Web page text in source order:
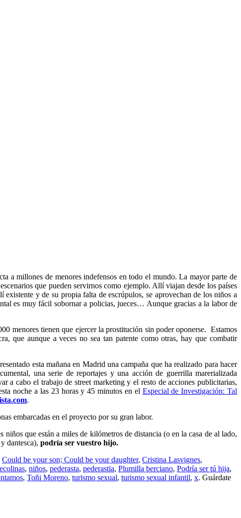
a millones de menores indefensos en todo el mundo. La mayor parte de
que pueden servirnos como ejemplo. Allí viajan desde los países
y de su propia falta de escrúpulos, se aprovechan de los niños a
es muy fácil sobornar a policias, jueces… Aunque gracias a la labor de
menores tienen que ejercer la prostitución sin poder oponerse. Estamos
que aunque a veces no sea tan patente como otras, hay que combatir
esta mañana en Madrid una campaña que ha realizado para hacer
una serie de reportajes y una acción de guerrilla marerializada
a cabo el trabajo de street marketing y el resto de acciones publicitarias,
noche a las 23 horas y 45 minutos en el Especial de Investigación: Tal
.
embarcadas en el proyecto por su gran labor.
que están a miles de kilómetros de distancia (o en la casa de al lado,
dantesca), podría ser vuestro hijo.
Could be your son; Could be your daughter, Cristina Lasvignes,
, niños, pederasta, pederastia, Plumilla berciano, Podría ser tú hija,
, Toñi Moreno, turismo sexual, turismo sexual infantil, x. Guárdate